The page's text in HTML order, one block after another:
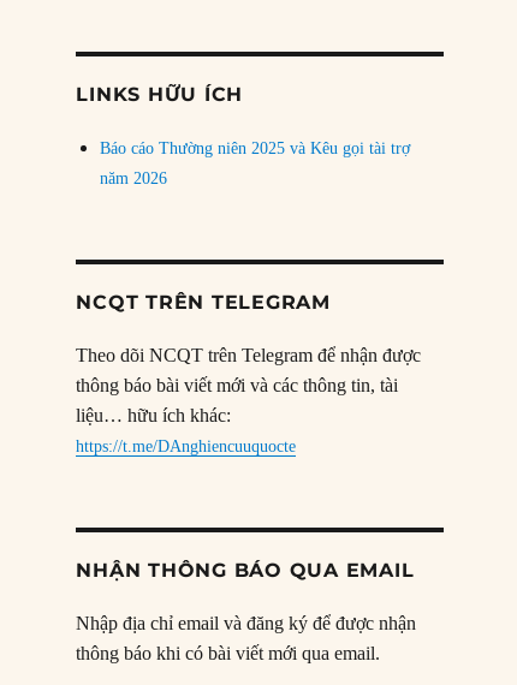
LINKS HỮU ÍCH
Báo cáo Thường niên 2025 và Kêu gọi tài trợ
năm 2026
NCQT TRÊN TELEGRAM
Theo dõi NCQT trên Telegram để nhận được
thông báo bài viết mới và các thông tin, tài
liệu… hữu ích khác:
https://t.me/DAnghiencuuquocte
NHẬN THÔNG BÁO QUA EMAIL
Nhập địa chỉ email và đăng ký để được nhận
thông báo khi có bài viết mới qua email.